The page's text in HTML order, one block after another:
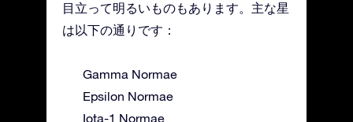
目立って明るいものもあります。主な星
は以下の通りです：
Gamma Normae
Epsilon Normae
Iota-1 Normae